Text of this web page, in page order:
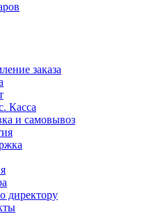
заказа
Касса
и самовывоз
директору